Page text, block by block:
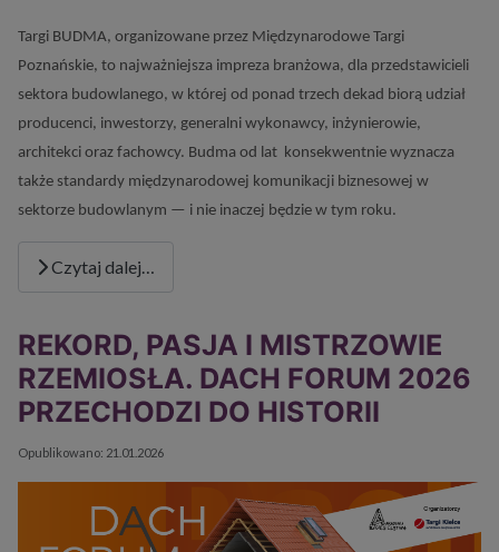
Targi BUDMA, organizowane przez Międzynarodowe Targi
Poznańskie, to najważniejsza impreza branżowa, dla przedstawicieli
sektora budowlanego, w której od ponad trzech dekad biorą udział
producenci, inwestorzy, generalni wykonawcy, inżynierowie,
architekci oraz fachowcy. Budma od lat konsekwentnie wyznacza
także standardy międzynarodowej komunikacji biznesowej w
sektorze budowlanym — i nie inaczej będzie w tym roku.
Czytaj dalej…
REKORD, PASJA I MISTRZOWIE
RZEMIOSŁA. DACH FORUM 2026
PRZECHODZI DO HISTORII
Szczegóły
Opublikowano: 21.01.2026